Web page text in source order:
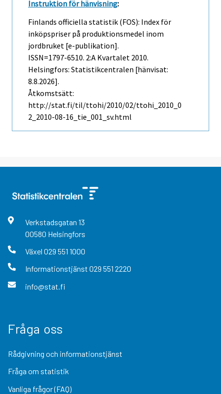
Instruktion för hänvisning:
Finlands officiella statistik (FOS): Index för
inköpspriser på produktionsmedel inom
jordbruket [e-publikation].
ISSN=1797-6510. 2:a Kvartalet 2010.
Helsingfors: Statistikcentralen [hänvisat:
8.8.2026].
Åtkomstsätt:
http://stat.fi/til/ttohi/2010/02/ttohi_2010_0
2_2010-08-16_tie_001_sv.html
Verkstadsgatan 13
00580 Helsingfors
Växel 029 551 1000
Informationstjänst 029 551 2220
info@stat.fi
Fråga oss
Rådgivning och informationstjänst
Fråga om statistik
Vanliga frågor (FAQ)